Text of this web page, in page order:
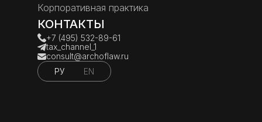
Корпоративная практика
КОНТАКТЫ
+7 (495) 532-89-61
tax_channel_1
consult@archoflaw.ru
РУ
EN